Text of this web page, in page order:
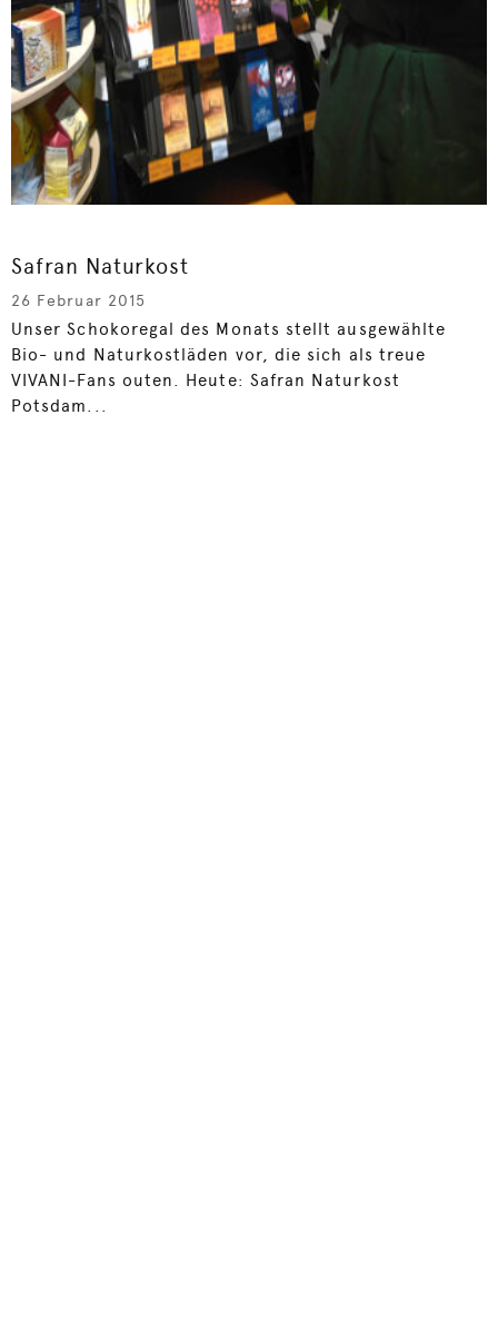
Safran Naturkost
26 Februar 2015
Unser Schokoregal des Monats stellt ausgewählte
Bio- und Naturkostläden vor, die sich als treue
VIVANI-Fans outen. Heute: Safran Naturkost
Potsdam...